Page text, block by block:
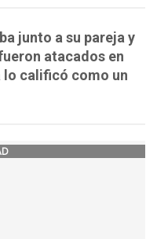
junto a su pareja y
atacados en
lo calificó como un